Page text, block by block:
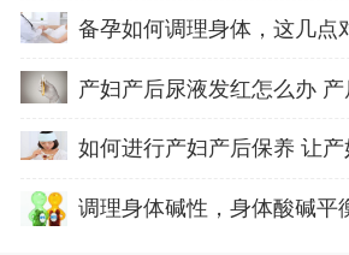
备孕如何调理身体，这几点
调理身体碱性，身体酸碱平